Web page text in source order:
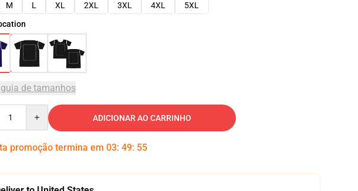
M L XL 2XL 3XL 4XL
5XL
de tamanhos
ADICIONAR AO CARRINHO
promoção termina em 03: 49: 54